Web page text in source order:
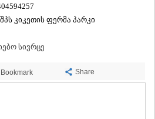
შპს კიკეთის ფერმა პარკი
სივრცე
Bookmark Share